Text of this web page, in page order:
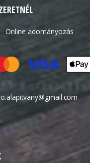
Online adományozás